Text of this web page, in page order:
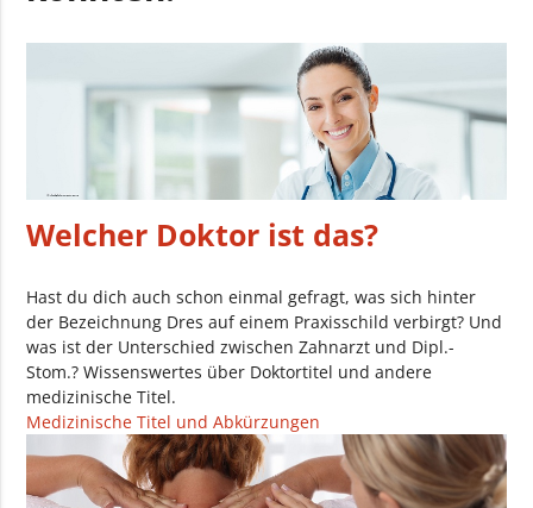
Welcher Doktor ist das?
Hast du dich auch schon einmal gefragt, was sich hinter
der Bezeichnung Dres auf einem Praxisschild verbirgt? Und
was ist der Unterschied zwischen Zahnarzt und Dipl.-
Stom.? Wissenswertes über Doktortitel und andere
medizinische Titel.
Medizinische Titel und Abkürzungen